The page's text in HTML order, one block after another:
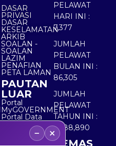
DASAR
PRIVASI
DASAR
KESELAMATAN
ARKIB
SOALAN -
SOALAN
LAZIM
PENAFIAN
PETA LAMAN
PAUTAN
LUAR
Portal
MyGOVERNMENT
Portal Data
Sektor Awam
PELAWAT
HARI INI :
7,377
JUMLAH
PELAWAT
BULAN INI :
86,305
JUMLAH
PELAWAT
TAHUN INI :
5,488,890
− ×